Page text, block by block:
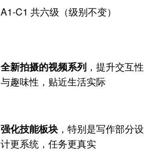
A1-C1 共六级（级别不变）
全新拍摄的视频系列 ，提升交互性
与趣味性，贴近生活实际
强化技能板块 ，特别是写作部分设
计更系统，任务更真实